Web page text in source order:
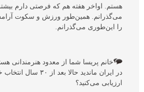
هستم. اواخر هفته هم که فرصتی دارم
می‌گذرانم. همین‌طور ورزش و سکوت
را این‌طوری می‌گذرانم.
خانم پریسا شما از معدود هنرمندانی
در ایران ماندید حالا بعد
ارزیابی می‌کنید؟